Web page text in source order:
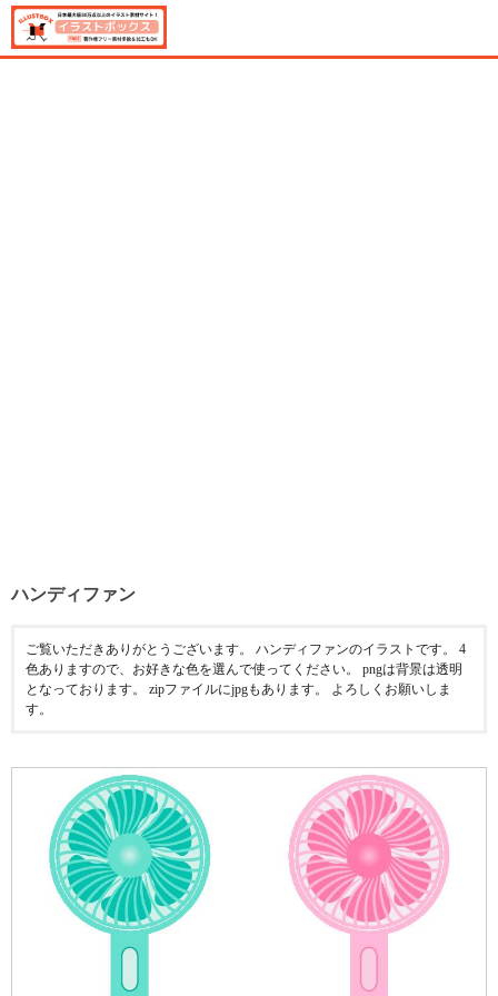
ハンディファン
ご覧いただきありがとうございます。 ハンディファンのイラストです。 4
色ありますので、お好きな色を選んで使ってください。 pngは背景は透明
となっております。 zipファイルにjpgもあります。 よろしくお願いしま
す。